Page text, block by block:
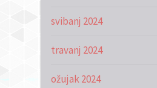
svibanj 2024
travanj 2024
ožujak 2024